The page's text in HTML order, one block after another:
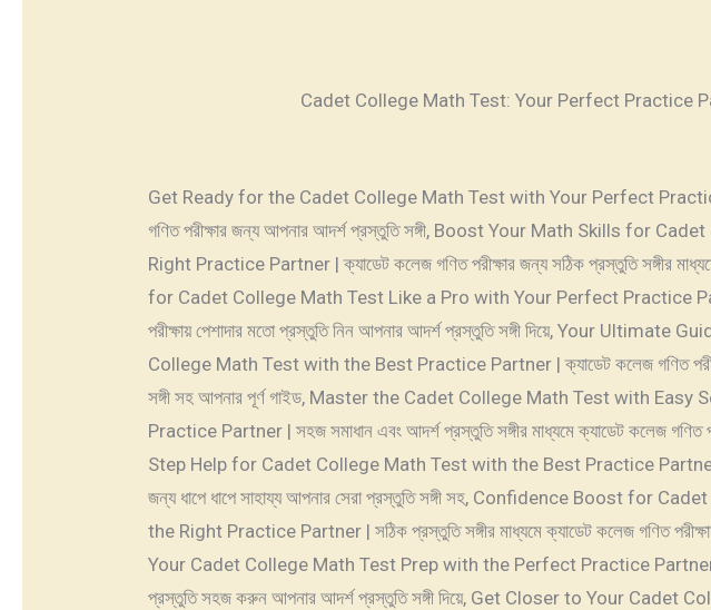
Cadet College Math Test: Your Perfect Practice
Get Ready for the Cadet College Math Test with Your Perfect
গণিত পরীক্ষার জন্য আপনার আদর্শ প্রস্তুতি সঙ্গী, Boost Your Math Skills for
Right Practice Partner | ক্যাডেট কলেজ গণিত পরীক্ষার জন্য সঠিক প্রস্তুতি সঙ্গীর
for Cadet College Math Test Like a Pro with Your Perfect Practice
পরীক্ষায় পেশাদার মতো প্রস্তুতি নিন আপনার আদর্শ প্রস্তুতি সঙ্গী দিয়ে, Your
College Math Test with the Best Practice Partner | ক্যাডেট কলেজ গণিত
সঙ্গী সহ আপনার পূর্ণ গাইড, Master the Cadet College Math Test with
Practice Partner | সহজ সমাধান এবং আদর্শ প্রস্তুতি সঙ্গীর মাধ্যমে ক্যাডেট কলেজ গণিত
Step Help for Cadet College Math Test with the Best Practice Partner |
জন্য ধাপে ধাপে সাহায্য আপনার সেরা প্রস্তুতি সঙ্গী সহ, Confidence Boost for
the Right Practice Partner | সঠিক প্রস্তুতি সঙ্গীর মাধ্যমে ক্যাডেট কলেজ গণিত
Your Cadet College Math Test Prep with the Perfect Practice Partner |
প্রস্তুতি সহজ করুন আপনার আদর্শ প্রস্তুতি সঙ্গী দিয়ে, Get Closer to Your Cadet